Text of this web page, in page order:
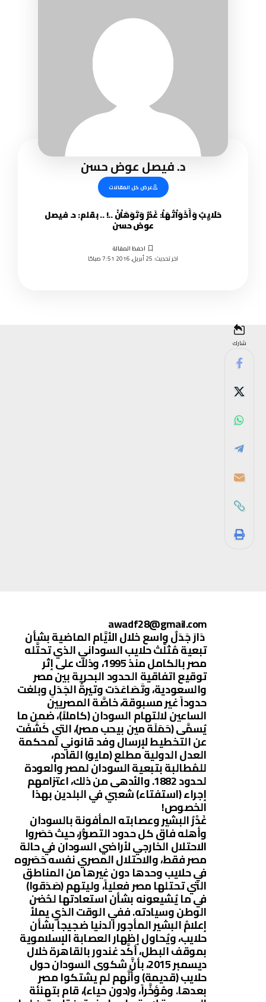
د. فيصل عوض حسن
عرض كل المقالات
حَلَايِبٌ وَأَخَوَاْتُهَاْ: غَدْرٌ وَتَوَهَاْنْ ..! .. بقلم: د. فيصل
عوض حسن
اخر تحديث: 25 أبريل, 2016 7:51 صباحًا
شارك
awadf28@gmail.com
دَارَ جَدَلٌ واسع خلال الأيَّام الماضية بشأن
تبعية مُثلَّث حلايب السوداني الذي تحتَّله
مصر بالكامل منذ 1995، وذلك على إثر
توقيع اتفاقية الحدود البحرية بين مصر
والسعودية، وتَصَاعَدَت وتيرةُ الجَدَلِ وبلغت
حدوداً غير مسبوقة، خاصَّة المصريين
الساعين لالتهام السودان (كاملاً)، ضمن ما
يُسمَّى (حَمَلَة مين بيحب مصر)، التي كَشَفَت
عن التخطيط لإرسال وفد قانوني لمحكمة
العدل الدولية مطلع (مايو) القادم،
للمُطالبة بتبعية السودان لمصر والعودة
لحدود 1882. والأدهى من ذلك، اعتزامهم
إجراء (استفتاء) شعبي في البلدين بهذا
الخصوص!
غَدْرُ البشير وعصابته المأفونة بالسودان
وأهله فاق كل حدود التصوُّر، حيث حَصَروا
الاحتلال الخارجي لأراضي السودان في حالة
مصر فقط، والاحتلال المصري نفسه حَصَروه
في حلايب وحدها دون غيرها من المناطق
التي تحتلها مصر فعلياً، وليتهم (صَدَقوا)
في ما يُشيعونه بشأن استعادتها لحُضن
الوطن وسيادته. ففي الوقت الذي يملأ
إعلامُ البشير المأجور الدنيا ضجيجاً بشأن
حلايب، ويُحاول إظهار العصابة الإسلاموية
بموقف البطل، أكَّد غندور بالقاهرة خلال
ديسمبر 2015، بأنَّ شكوى السودان حول
حلايب (قديمة) وأنَّهم لم يشتكوا مصر
بعدها. ومُؤخَّراً، و(دون حياء)، قام بتهنئة